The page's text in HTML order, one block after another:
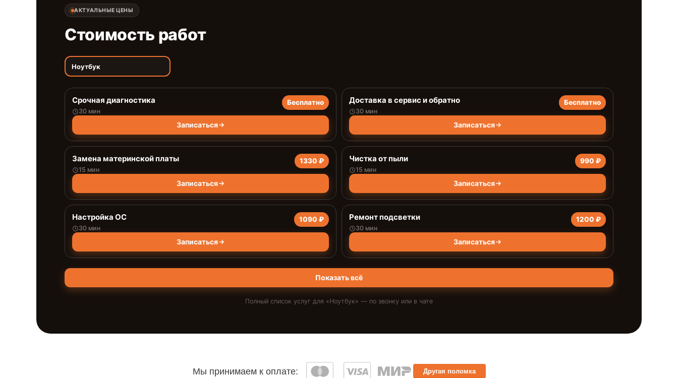
АКТУАЛЬНЫЕ ЦЕНЫ
Стоимость работ
Ноутбук
Срочная диагностика
30 мин
Бесплатно
Записаться
Доставка в сервис и обратно
30 мин
Бесплатно
Записаться
Замена материнской платы
15 мин
1330 ₽
Записаться
Чистка от пыли
15 мин
990 ₽
Записаться
Настройка ОС
30 мин
1090 ₽
Записаться
Ремонт подсветки
30 мин
1200 ₽
Записаться
Показать всё
Полный список услуг для «Ноутбук» — по звонку или в чате
Мы принимаем к оплате: Другая поломка